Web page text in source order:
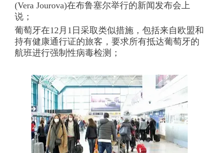
(Vera Jourova)在布鲁塞尔举行的新闻发布会上
说；
葡萄牙在12月1日采取类似措施，包括来自欧盟和
持有健康通行证的旅客，要求所有抵达葡萄牙的
航班进行强制性病毒检测；